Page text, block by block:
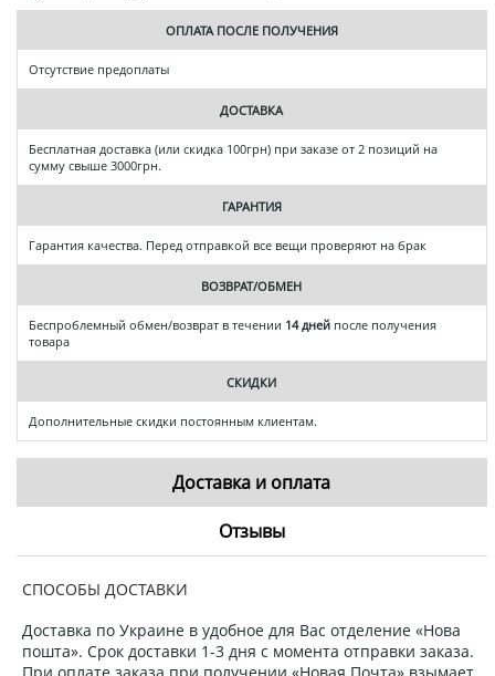
ОПЛАТА ПОСЛЕ ПОЛУЧЕНИЯ
Отсутствие предоплаты
ДОСТАВКА
Бесплатная доставка (или скидка 100грн) при заказе от 2 позиций на
сумму свыше 3000грн.
ГАРАНТИЯ
Гарантия качества. Перед отправкой все вещи проверяют на брак
ВОЗВРАТ/ОБМЕН
Беспроблемный обмен/возврат в течении 14 дней после получения
товара
СКИДКИ
Дополнительные скидки постоянным клиентам.
Доставка и оплата
Отзывы
СПОСОБЫ ДОСТАВКИ
Доставка по Украине в удобное для Вас отделение «Нова
пошта». Срок доставки 1-3 дня с момента отправки заказа.
При оплате заказа при получении «Новая Почта» взымает